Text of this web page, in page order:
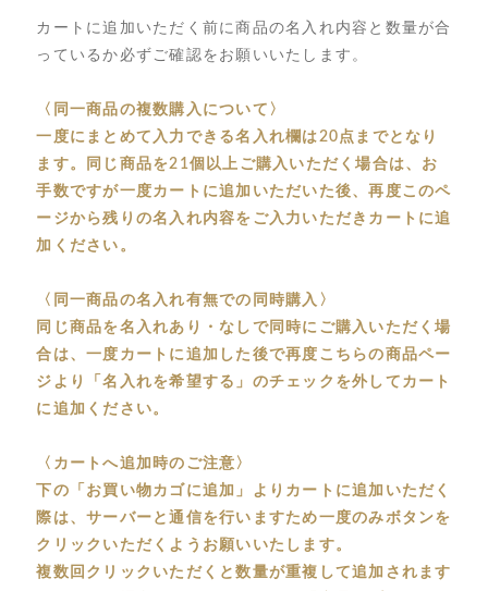
カートに追加いただく前に商品の名入れ内容と数量が合
っているか必ずご確認をお願いいたします。
〈同一商品の複数購入について〉
一度にまとめて入力できる名入れ欄は20点までとなり
ます。同じ商品を21個以上ご購入いただく場合は、お
手数ですが一度カートに追加いただいた後、再度このペ
ージから残りの名入れ内容をご入力いただきカートに追
加ください。
〈同一商品の名入れ有無での同時購入〉
同じ商品を名入れあり・なしで同時にご購入いただく場
合は、一度カートに追加した後で再度こちらの商品ペー
ジより「名入れを希望する」のチェックを外してカート
に追加ください。
〈カートへ追加時のご注意〉
下の「お買い物カゴに追加」よりカートに追加いただく
際は、サーバーと通信を行いますため一度のみボタンを
クリックいただくようお願いいたします。
複数回クリックいただくと数量が重複して追加されます